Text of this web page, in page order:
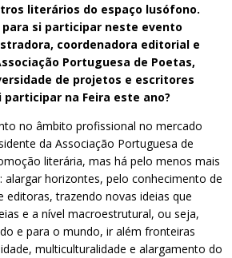
literários do espaço lusófono.
si participar neste evento
coordenadora editorial e
Portuguesa de Poetas,
de projetos e escritores
na Feira este ano?
no âmbito profissional no mercado
da Associação Portuguesa de
literária, mas há pelo menos mais
alargar horizontes, pelo conhecimento de
editoras, trazendo novas ideias que
e a nível macroestrutural, ou seja,
e para o mundo, ir além fronteiras
multiculturalidade e alargamento do